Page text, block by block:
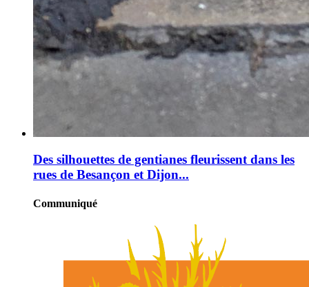
Des silhouettes de gentianes fleurissent dans les
rues de Besançon et Dijon...
Communiqué